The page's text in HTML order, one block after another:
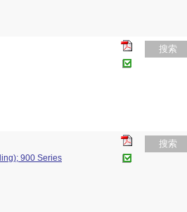
搜索
900 Series
搜索